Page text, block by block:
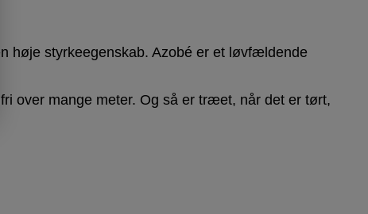
høje styrkeegenskab. Azobé er et løvfældende
over mange meter. Og så er træet, når det er tørt,